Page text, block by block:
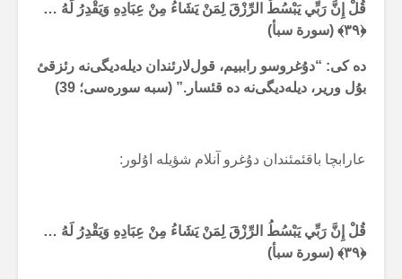
قُلْ إِنَّ رَبِّي يَبْسُطُ الرِّزْقَ لِمَنْ يَشَاءُ مِنْ عِبَادِهِ وَيَقْدِرُ لَهُ …
﴿۳۹﴾ (سورة سبأ)
دە کی: “دۇغروسو راببیم، قول‌لارئندان دیلەدیگی‌نە رئزقئ
بۇل وریر، دیلەدیگی‌نە دە قئسار.” (سبە سورەسی؛ 39)
عارابچا باقئمئندان دۇغرو آنلام شؤیلە اۇلور:
قُلْ إِنَّ رَبِّي يَبْسُطُ الرِّزْقَ لِمَنْ يَشَاءُ مِنْ عِبَادِهِ وَيَقْدِرُ لَهُ …
﴿۳۹﴾ (سورة سبأ)